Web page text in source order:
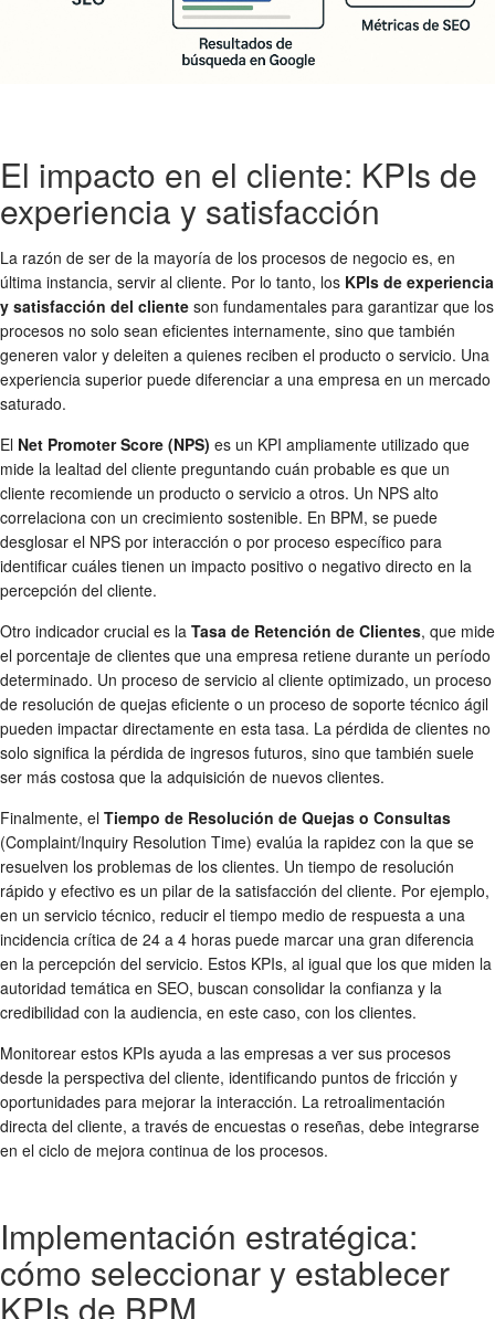
El impacto en el cliente: KPIs de
experiencia y satisfacción
La razón de ser de la mayoría de los procesos de negocio es, en
última instancia, servir al cliente. Por lo tanto, los KPIs de experiencia
y satisfacción del cliente son fundamentales para garantizar que los
procesos no solo sean eficientes internamente, sino que también
generen valor y deleiten a quienes reciben el producto o servicio. Una
experiencia superior puede diferenciar a una empresa en un mercado
saturado.
El Net Promoter Score (NPS) es un KPI ampliamente utilizado que
mide la lealtad del cliente preguntando cuán probable es que un
cliente recomiende un producto o servicio a otros. Un NPS alto
correlaciona con un crecimiento sostenible. En BPM, se puede
desglosar el NPS por interacción o por proceso específico para
identificar cuáles tienen un impacto positivo o negativo directo en la
percepción del cliente.
Otro indicador crucial es la Tasa de Retención de Clientes, que mide
el porcentaje de clientes que una empresa retiene durante un período
determinado. Un proceso de servicio al cliente optimizado, un proceso
de resolución de quejas eficiente o un proceso de soporte técnico ágil
pueden impactar directamente en esta tasa. La pérdida de clientes no
solo significa la pérdida de ingresos futuros, sino que también suele
ser más costosa que la adquisición de nuevos clientes.
Finalmente, el Tiempo de Resolución de Quejas o Consultas
(Complaint/Inquiry Resolution Time) evalúa la rapidez con la que se
resuelven los problemas de los clientes. Un tiempo de resolución
rápido y efectivo es un pilar de la satisfacción del cliente. Por ejemplo,
en un servicio técnico, reducir el tiempo medio de respuesta a una
incidencia crítica de 24 a 4 horas puede marcar una gran diferencia
en la percepción del servicio. Estos KPIs, al igual que los que miden la
autoridad temática en SEO, buscan consolidar la confianza y la
credibilidad con la audiencia, en este caso, con los clientes.
Monitorear estos KPIs ayuda a las empresas a ver sus procesos
desde la perspectiva del cliente, identificando puntos de fricción y
oportunidades para mejorar la interacción. La retroalimentación
directa del cliente, a través de encuestas o reseñas, debe integrarse
en el ciclo de mejora continua de los procesos.
Implementación estratégica:
cómo seleccionar y establecer
KPIs de BPM